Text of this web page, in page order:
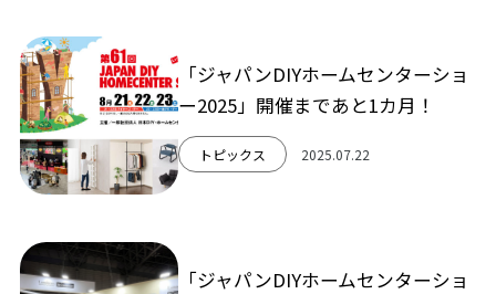
「ジャパンDIYホームセンターショ
ー2025」開催まであと1カ月！
トピックス 2025.07.22
「ジャパンDIYホームセンターショ